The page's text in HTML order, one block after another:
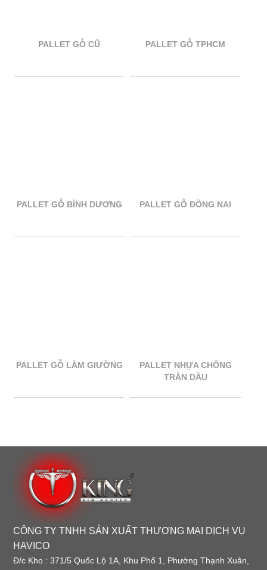
PALLET GỖ CŨ PALLET GỖ TPHCM
PALLET GỖ BÌNH DƯƠNG PALLET GỖ ĐỒNG NAI
PALLET GỖ LÀM GIƯỜNG
PALLET NHỰA CHỐNG
TRÀN DẦU
CÔNG TY TNHH SẢN XUẤT THƯƠNG MẠI DỊCH VỤ
HAVICO
Đ/c Kho : 371/5 Quốc Lộ 1A, Khu Phố 1, Phường Thạnh Xuân,